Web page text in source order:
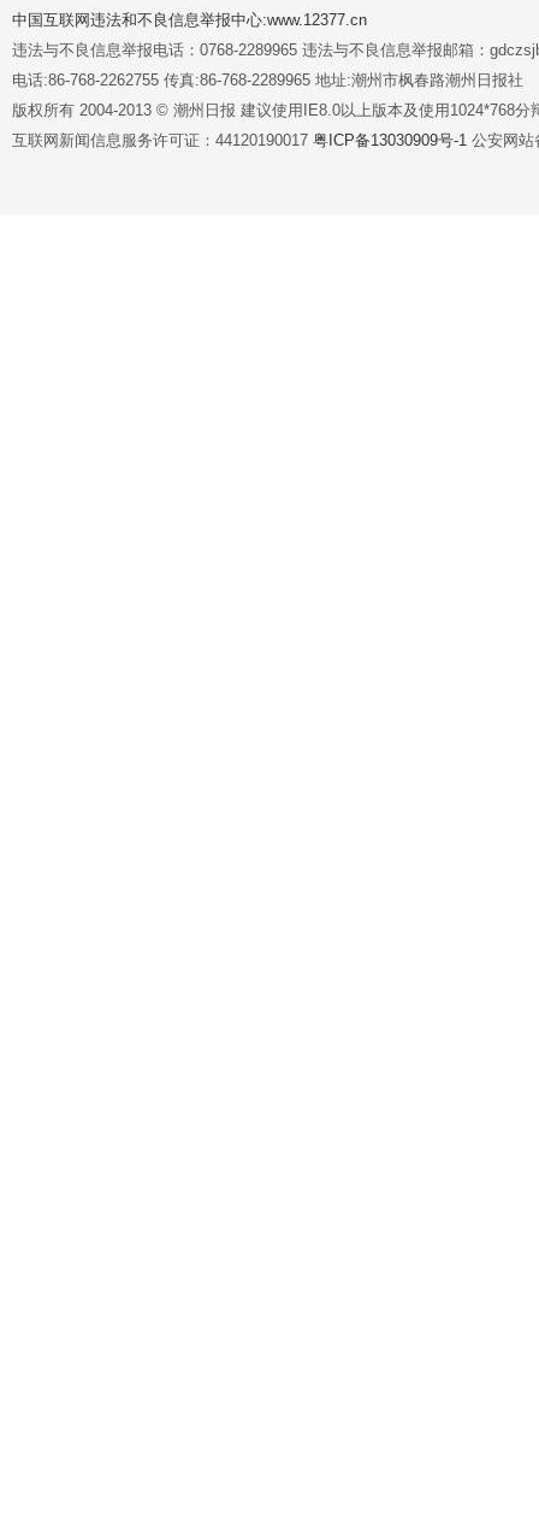
中国互联网违法和不良信息举报中心:www.12377.cn
违法与不良信息举报电话：0768-2289965 违法与不良信息举报邮箱：
电话:86-768-2262755 传真:86-768-2289965 地址:潮州市枫春路潮州日报社
版权所有 2004-2013 © 潮州日报 建议使用IE8.0以上版本及使用1024*768分
互联网新闻信息服务许可证：44120190017 粤ICP备13030909号-1 公安网站